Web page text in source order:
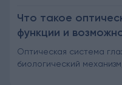
Что такое
функции и
Оптическая система
биологический